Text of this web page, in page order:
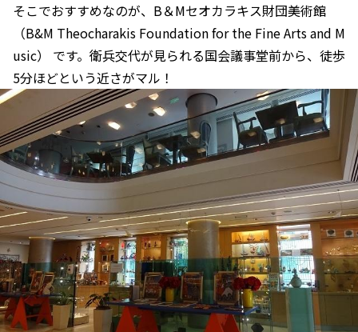
そこでおすすめなのが、B＆Mセオカラキス財団美術館
（B&M Theocharakis Foundation for the Fine Arts and M
usic） です。衛兵交代が見られる国会議事堂前から、徒歩
5分ほどという近さがマル！